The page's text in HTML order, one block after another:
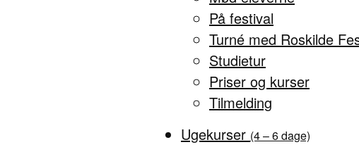
På festival
Turné med Roskilde
Studietur
Priser og kurser
Tilmelding
Ugekurser (4 – 6 dage)